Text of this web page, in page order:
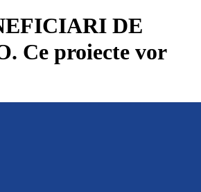
DE
Ce proiecte vor